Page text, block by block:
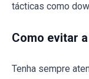
tácticas como
Como evitar
Tenha sempre